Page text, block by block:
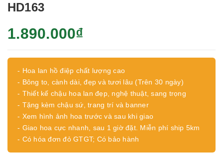
HD163
1.890.000₫
- Hoa lan hồ điệp chất lượng cao
- Bông to, cành dài, đẹp và tươi lâu (Trên 30 ngày)
- Thiết kế chậu hoa lan đẹp, nghệ thuật, sang trọng
- Tặng kèm chậu sứ, trang trí và banner
- Xem hình ảnh hoa trước và sau khi giao
- Giao hoa cực nhanh, sau 1 giờ đặt. Miễn phí ship 5km
- Có hóa đơn đỏ GTGT; Có bảo hành